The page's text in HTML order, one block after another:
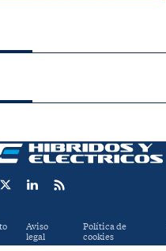
Aviso
legal
Política de
cookies